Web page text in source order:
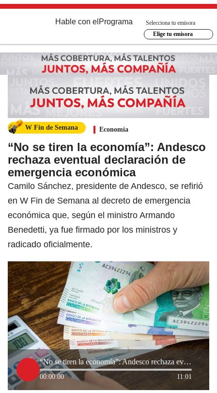
Hable con el Programa
Selecciona tu emisora
Elige tu emisora
W Fin de Semana Economía
“No se tiren la economía”: Andesco
rechaza eventual declaración de
emergencia económica
Camilo Sánchez, presidente de Andesco, se refirió
en W Fin de Semana al decreto de emergencia
económica que, según el ministro Armando
Benedetti, ya fue firmado por los ministros y
radicado oficialmente.
“No se tiren la economía”: Andesco rechaza eventual declaración de emergencia económica
00:00:00 11:01